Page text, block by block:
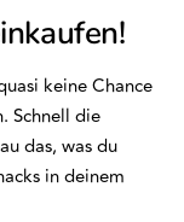
keine Chance
Schnell die
das, was du
in deinem